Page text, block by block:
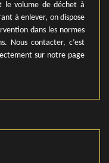
le volume de déchet à
à enlever, on dispose
dans les normes
Nous contacter, c’est
sur notre page